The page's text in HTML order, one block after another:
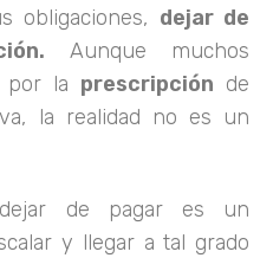
obligaciones, dejar de
Aunque muchos
por la prescripción de
la realidad no es un
de pagar es un
y llegar a tal grado